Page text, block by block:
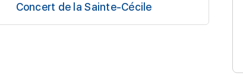
Concert de la Sainte-Cécile